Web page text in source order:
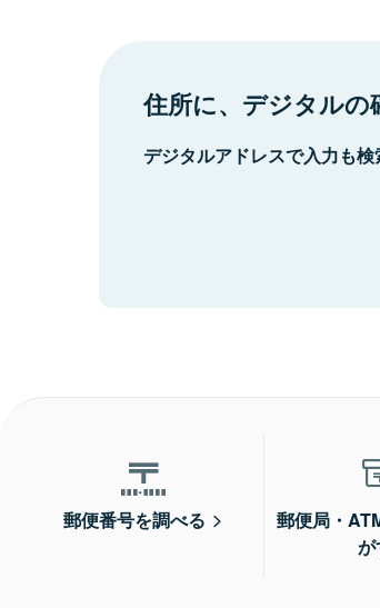
住所に、デジタルの
デジタルアドレスで入力も検
郵便番号を調べる
郵便局・
が